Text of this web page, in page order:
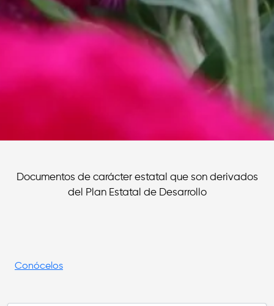
Documentos de carácter estatal que son derivados
del Plan Estatal de Desarrollo
Conócelos